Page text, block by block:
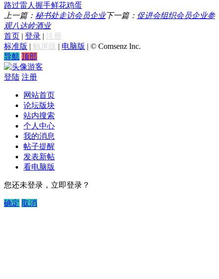
路过雷人 握手鲜花鸡蛋
上一篇： 秘书处走访会员企业下一篇： 促进会组织会员企业参
观八达岭酒业
首页 | 登录 | 注册
标准版 | 触屏版 | 电脑版 | © Comsenz Inc.
导航 顶部
游客
登陆 注册
网站首页
论坛版块
站内搜索
个人中心
我的消息
帖子提醒
发表新帖
看电脑版
您还未登录，立即登录？
确定 取消